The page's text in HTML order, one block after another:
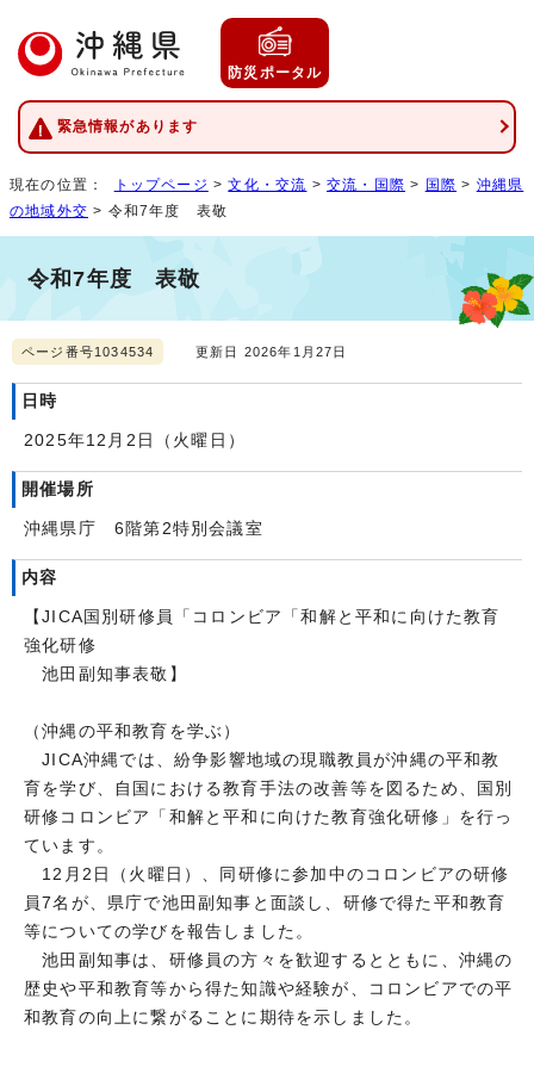
防災ポータル
緊急情報があります
現在の位置： トップページ >文化・交流 >交流・国際 > 国際 > 沖縄県
の地域外交 > 令和7年度 表敬
令和7年度 表敬
ページ番号1034534 更新日 2026年1月27日
日時
2025年12月2日（火曜日）
開催場所
沖縄県庁 6階第2特別会議室
内容
【JICA国別研修員「コロンビア「和解と平和に向けた教育
強化研修
池田副知事表敬】
（沖縄の平和教育を学ぶ）
JICA沖縄では、紛争影響地域の現職教員が沖縄の平和教
育を学び、自国における教育手法の改善等を図るため、国別
研修コロンビア「和解と平和に向けた教育強化研修」を行っ
ています。
12月2日（火曜日）、同研修に参加中のコロンビアの研修
員7名が、県庁で池田副知事と面談し、研修で得た平和教育
等についての学びを報告しました。
池田副知事は、研修員の方々を歓迎するとともに、沖縄の
歴史や平和教育等から得た知識や経験が、コロンビアでの平
和教育の向上に繋がることに期待を示しました。